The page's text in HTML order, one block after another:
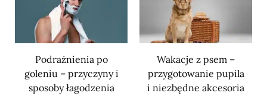
Podrażnienia po
goleniu – przyczyny i
sposoby łagodzenia
Wakacje z psem –
przygotowanie pupila
i niezbędne akcesoria